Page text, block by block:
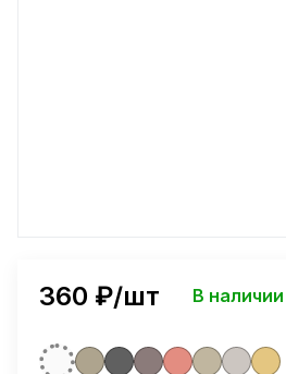
360 ₽/шт В наличии